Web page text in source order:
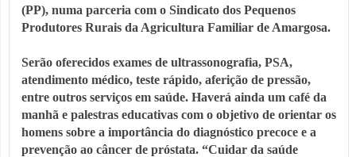
(PP), numa parceria com o Sindicato dos Pequenos
Produtores Rurais da Agricultura Familiar de Amargosa.
Serão oferecidos exames de ultrassonografia, PSA,
atendimento médico, teste rápido, aferição de pressão,
entre outros serviços em saúde. Haverá ainda um café da
manhã e palestras educativas com o objetivo de orientar os
homens sobre a importância do diagnóstico precoce e a
prevenção ao câncer de próstata. “Cuidar da saúde